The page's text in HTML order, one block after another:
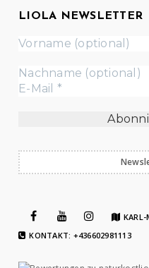
LIOLA NEWSLETTER
KARL-
KONTAKT: +436602981113